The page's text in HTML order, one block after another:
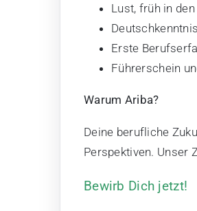
Lust, früh in
Erste
Führerschein
Warum Ariba?
Deine berufliche
Perspektiven. Unser
Bewirb Dich jetzt!